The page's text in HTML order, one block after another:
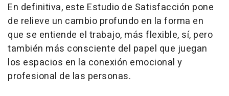
En definitiva, este Estudio de Satisfacción pone
de relieve un cambio profundo en la forma en
que se entiende el trabajo, más flexible, sí, pero
también más consciente del papel que juegan
los espacios en la conexión emocional y
profesional de las personas.